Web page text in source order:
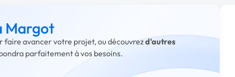
Margot
faire avancer votre projet, ou découvrezd'autres
parfaitement à vos besoins.